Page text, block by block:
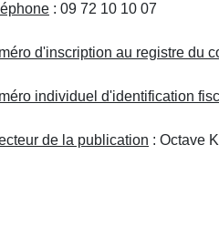
: 09 72 10 10 07
d'inscription au registre du
individuel d'identification
de la publication : Octave